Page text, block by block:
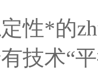
性*的
技术“